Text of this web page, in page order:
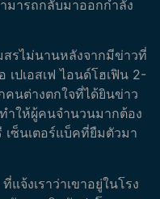
ารถกลับมาออกกำลัง
รไม่นานหลังจากมีข่าวที่
ปเอสเฟ ไอนด์โฮเฟิน 2-
นต่างตกใจที่ได้ยินข่าว
ำให้ผู้คนจำนวนมากต้อง
เซ็นเตอร์แบ็คที่ยืมตัวมา
จ้งเราว่าเขาอยู่ในโรง